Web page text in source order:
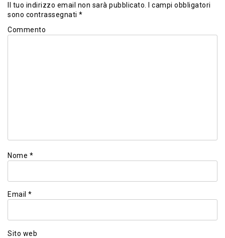
Il tuo indirizzo email non sarà pubblicato.
I campi obbligatori
sono contrassegnati *
Commento
Nome *
Email *
Sito web